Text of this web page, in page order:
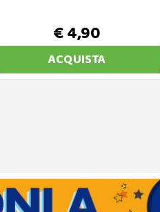
€ 4,90
ACQUISTA